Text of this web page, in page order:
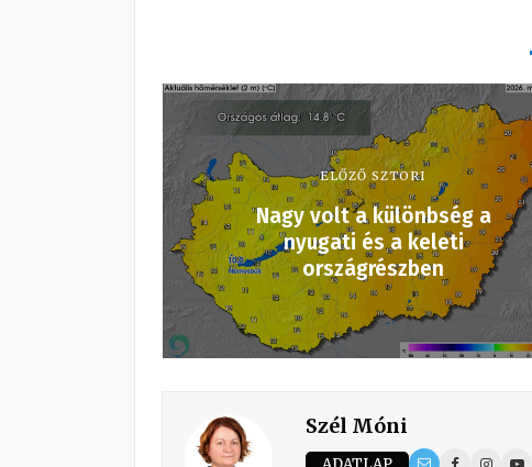
ELŐZŐ SZTORI
Nagy volt a különbség a
nyugati és a keleti
országrészben
Szél Móni